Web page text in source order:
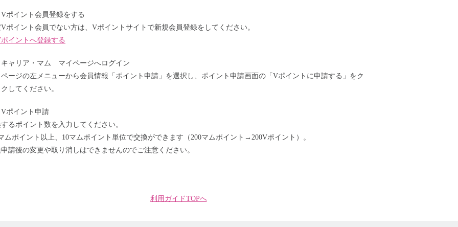
ポイント会員登録をする
ポイント会員でない方は、Vポイントサイトで新規会員登録をしてください。
イントへ登録する
キャリア・マム マイページへログイン
ージの左メニューから会員情報「ポイント申請」を選択し、ポイント申請画面の「Vポイントに申請する」をク
してください。
ポイント申請
るポイント数を入力してください。
ムポイント以上、10マムポイント単位で交換ができます（200マムポイント→200Vポイント）。
請後の変更や取り消しはできませんのでご注意ください。
利用ガイドTOPへ